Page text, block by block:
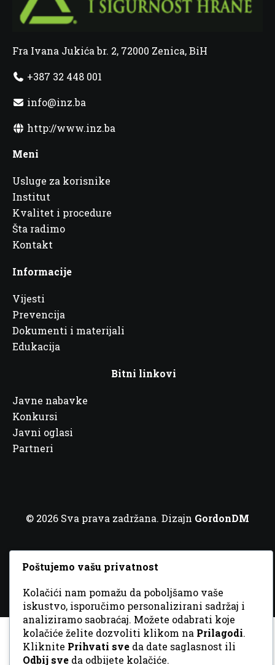
Fra Ivana Jukića br. 2, 72000 Zenica, BiH
+387 32 448 001
info@inz.ba
http://www.inz.ba
Meni
Usluge za korisnike
Institut
Kvalitet i procedure
Šta radimo
Kontakt
Informacije
Vijesti
Prevencija
Dokumenti i materijali
Edukacija
Bitni linkovi
Javne nabavke
Konkursi
Javni oglasi
Partneri
© 2026 Sva prava zadržana. Dizajn GordonDM
Poštujemo vašu privatnost
Kolačići nam pomažu da poboljšamo vaše
iskustvo, isporučimo personalizirani sadržaj i
analiziramo saobraćaj. Možete odabrati koje
kolačiće želite dozvoliti klikom na Prilagodi.
Kliknite Prihvati sve da date saglasnost ili
Odbij sve da odbijete kolačiće.